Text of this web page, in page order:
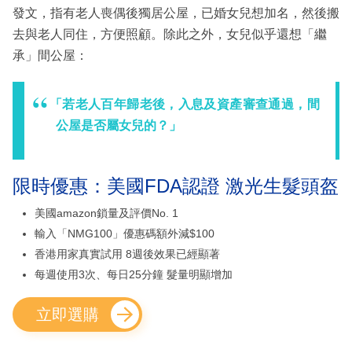
發文，指有老人喪偶後獨居公屋，已婚女兒想加名，然後搬
去與老人同住，方便照顧。除此之外，女兒似乎還想「繼
承」間公屋：
「若老人百年歸老後，入息及資產審查通過，間
公屋是否屬女兒的？」
限時優惠：美國FDA認證 激光生髮頭盔
美國amazon鎖量及評價No. 1
輸入「NMG100」優惠碼額外減$100
香港用家真實試用 8週後效果已經顯著
每週使用3次、每日25分鐘 髮量明顯增加
立即選購